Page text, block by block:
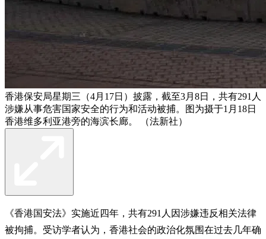
香港保安局星期三（4月17日）披露，截至3月8日，共有291人
涉嫌从事危害国家安全的行为和活动被捕。图为摄于1月18日
香港维多利亚港旁的海滨长廊。 （法新社）
《香港国安法》实施近四年，共有291人因涉嫌违反相关法律
被拘捕。受访学者认为，香港社会的政治化氛围在过去几年确